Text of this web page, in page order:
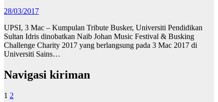
28/03/2017
UPSI, 3 Mac – Kumpulan Tribute Busker, Universiti Pendidikan
Sultan Idris dinobatkan Naib Johan Music Festival & Busking
Challenge Charity 2017 yang berlangsung pada 3 Mac 2017 di
Universiti Sains…
Navigasi kiriman
1 2